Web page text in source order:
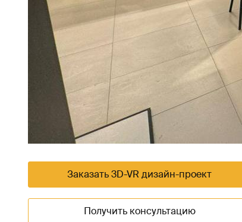
Заказать 3D-VR дизайн-проект
Получить консультацию